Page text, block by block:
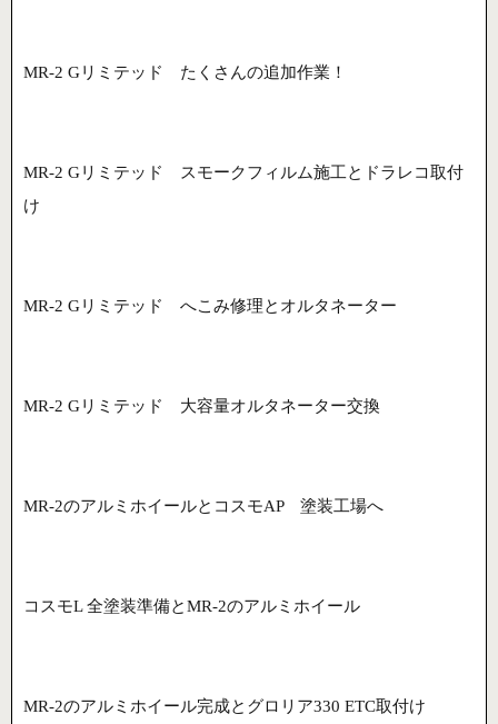
MR-2 Gリミテッド たくさんの追加作業！
MR-2 Gリミテッド スモークフィルム施工とドラレコ取付
け
MR-2 Gリミテッド へこみ修理とオルタネーター
MR-2 Gリミテッド 大容量オルタネーター交換
MR-2のアルミホイールとコスモAP 塗装工場へ
コスモL 全塗装準備とMR-2のアルミホイール
MR-2のアルミホイール完成とグロリア330 ETC取付け